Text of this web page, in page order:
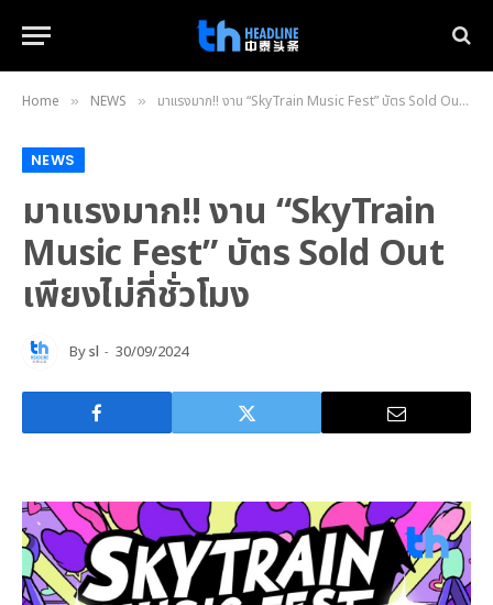
Home » NEWS » มาแรงมาก!! งาน “SkyTrain Music Fest” บัตร Sold Out เพียงไม่กี่ชั่วโมง
NEWS
มาแรงมาก!! งาน “SkyTrain
Music Fest” บัตร Sold Out
เพียงไม่กี่ชั่วโมง
Bysl 30/09/2024